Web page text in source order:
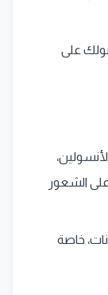
على
الشعور
خاصة